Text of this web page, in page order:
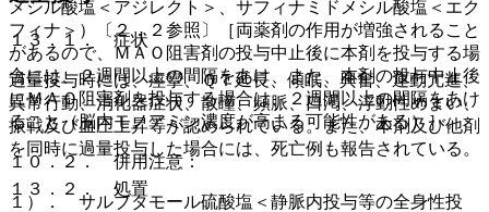
１３．１． 症状
過量投与時には、痙攣、ＱＴ延長、傾眠、興奮、運動亢進、
異常行動、消化器症状、散瞳、頻脈、口渇、浮動性めまい、
振戦及び血圧上昇等が認められている。また、本剤及び他剤
を同時に過量投与した場合には、死亡例も報告されている。
１３．２． 処置
メシル酸塩＜アジレクト＞、サフィナミドメシル酸塩＜エク
フィナ＞）〔２．２参照〕［両薬剤の作用が増強されること
があるので、ＭＡＯ阻害剤の投与中止後に本剤を投与する場
合には、２週間以上の間隔をあけ、また、本剤の投与中止後
にＭＡＯ阻害剤を投与する場合は、２週間以上の間隔をあけ
ること（脳内モノアミン濃度が高まる可能性がある）］。
１０．２． 併用注意：
１）． サルブタモール硫酸塩＜静脈内投与等の全身性投